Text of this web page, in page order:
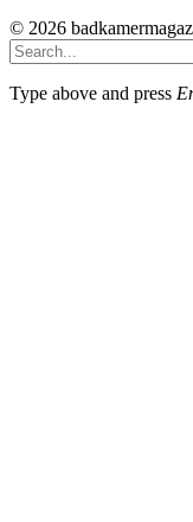
© 2026
Type above and press